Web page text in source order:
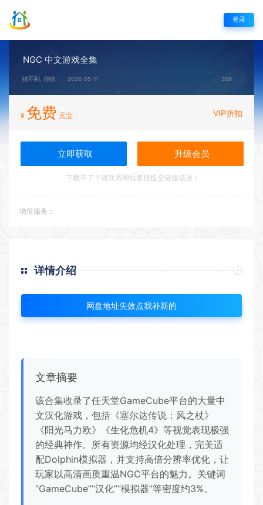
登录
NGC 中文游戏全集
猜不到, 你猜 2026-05-11 359
¥ 免费 元宝 VIP折扣
立即获取 升级会员
下载不了？请联系网站客服提交链接错误！
增值服务：
详情介绍
网盘地址失效点我补新的
文章摘要
该合集收录了任天堂GameCube平台的大量中
文汉化游戏，包括《塞尔达传说：风之杖》
《阳光马力欧》《生化危机4》等视觉表现极强
的经典神作。所有资源均经汉化处理，完美适
配Dolphin模拟器，并支持高倍分辨率优化，让
玩家以高清画质重温NGC平台的魅力。关键词
“GameCube”“汉化”“模拟器”等密度约3%。